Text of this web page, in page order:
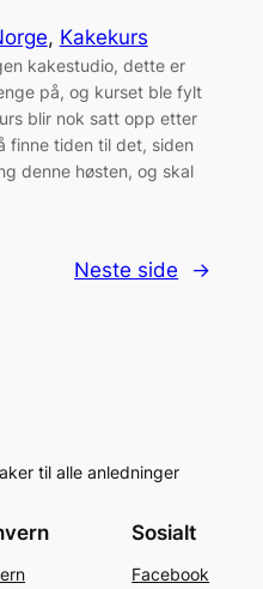
, Kakekurs
kakestudio, dette er
på, og kurset ble fylt
blir nok satt opp etter
finne tiden til det, siden
denne høsten, og skal
Neste side →
til alle anledninger
Sosialt
Facebook